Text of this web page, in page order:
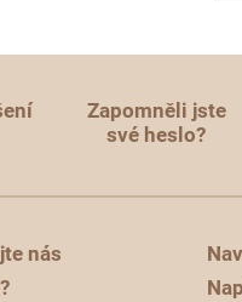
Zapomněli jste
své heslo?
nás